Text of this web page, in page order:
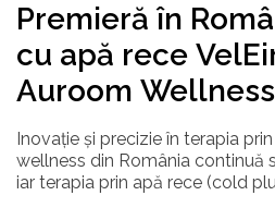
Premieră în
cu apă rece
Auroom
prin Hidrostyle
Inovație și precizie în terapia
wellness din România continuă
iar terapia prin apă rece (cold